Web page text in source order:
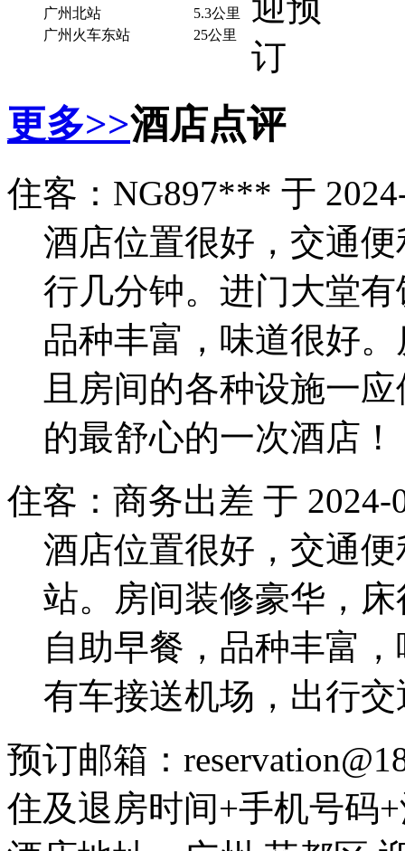
广州北站
5.3公里
广州火车东站
25公里
更多>>酒店点评
住客：NG897*** 于
酒店位置很好，交通
行几分钟。进门大堂
品种丰富，味道很好
且房间的各种设施一
的最舒心的一次酒店！
住客：商务出差 于 2024-
酒店位置很好，交通
站。房间装修豪华，
自助早餐，品种丰富
有车接送机场，出行
预订邮箱：
住及退房时间+手机号码